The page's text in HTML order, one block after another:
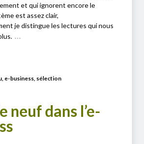
et qui ignorent encore le
est assez clair,
je distingue les lectures qui nous
…
e-business sélection
neuf dans l’e-